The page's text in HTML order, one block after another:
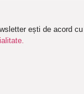
ești de acord cu